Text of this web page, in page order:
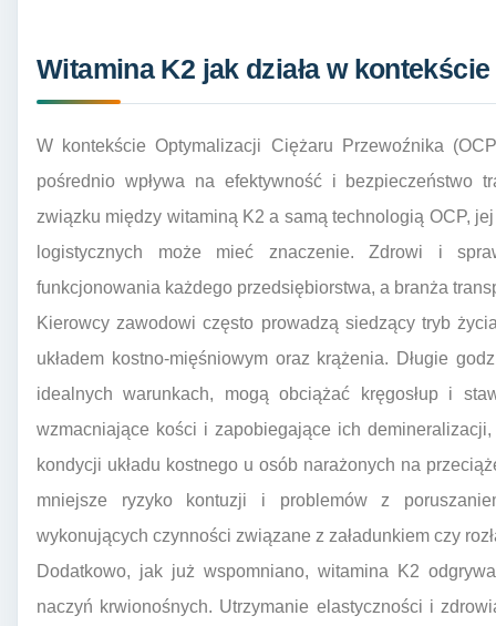
Witamina K2 jak działa w
W kontekście Optymalizacji Ciężaru Przewoźnika
pośrednio wpływa na efektywność i bezpieczeństwo
związku między witaminą K2 a samą technologią OCP,
logistycznych może mieć znaczenie. Zdrowi i
funkcjonowania każdego przedsiębiorstwa, a branża
Kierowcy zawodowi często prowadzą siedzący tryb
układem kostno-mięśniowym oraz krążenia. Długie
idealnych warunkach, mogą obciążać kręgosłup i
wzmacniające kości i zapobiegające ich
kondycji układu kostnego u osób narażonych na
mniejsze ryzyko kontuzji i problemów z
wykonujących czynności związane z załadunkiem czy
Dodatkowo, jak już wspomniano, witamina K2
naczyń krwionośnych. Utrzymanie elastyczności i